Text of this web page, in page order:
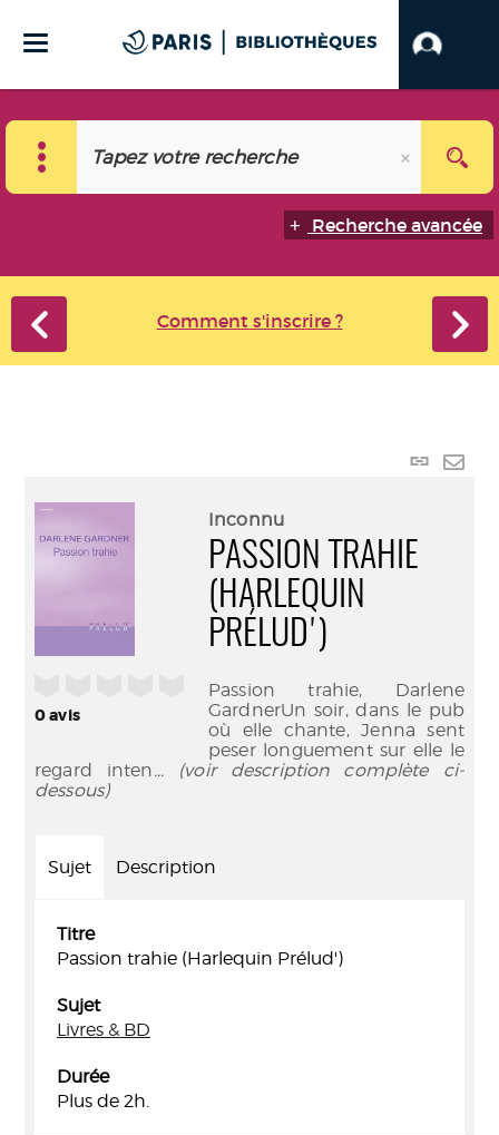
Recherche avancée
Comment s'inscrire ?
Lien
0avis
Inconnu
PASSION TRAHIE
(HARLEQUIN
PRÉLUD')
Passion trahie, Darlene
GardnerUn soir, dans le pub
où elle chante, Jenna sent
peser longuement sur elle le
regard inten... (voir description complète ci-
dessous)
Sujet Description
Titre
Passion trahie (Harlequin Prélud')
Sujet
Livres & BD
Durée
Plus de 2h.